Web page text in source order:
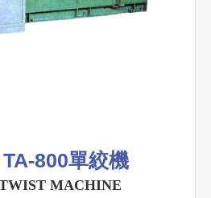
800單絞機
MACHINE